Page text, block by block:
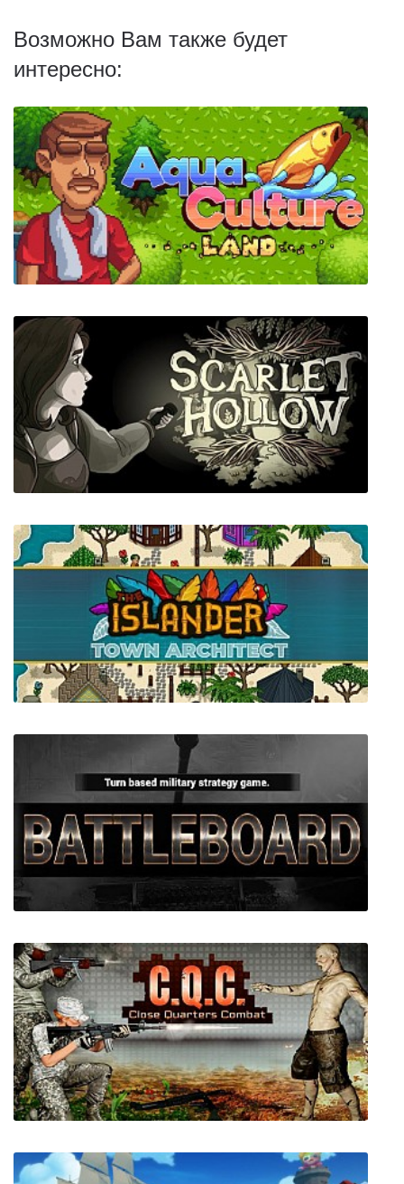
Возможно Вам также будет
интересно:
Aquaculture Land
Scarlet Hollow
The Islander: Town Architect
BattleBoard